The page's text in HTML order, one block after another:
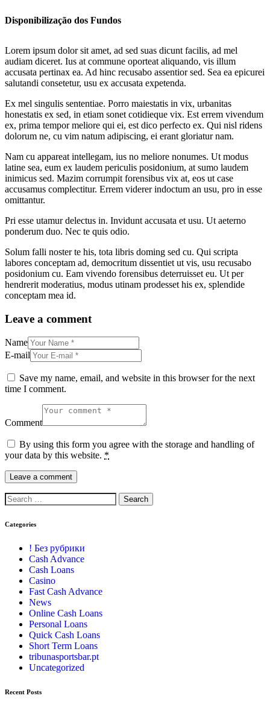
Disponibilização dos Fundos
Lorem ipsum dolor sit amet, ad sed suas dicunt facilis, ad mel
audiam diceret. Ius at commune oporteat aliquando, vis illum
accusata pertinax ea. Ad hinc recusabo assentior sed. Sea ea epicurei
salutandi consetetur, usu ex accusata expetenda.
Ex mel singulis sententiae. Porro maiestatis in vix, urbanitas
honestatis ex sed, in etiam sonet cotidieque vix. Est errem vivendum
ex, prima tempor meliore qui ei, est dico perfecto ex. Qui nisl ridens
dolorum ne, cu vim natum adipiscing, ei erant gloriatur nam.
Nam cu appareat intellegam, ius no meliore nonumes. Ut modus
latine sea, eum ex laudem periculis posidonium, at sumo laudem
inimicus sed. Mazim corrumpit forensibus vix at, eos ut case
accusamus complectitur. Errem viderer indoctum an usu, pro in esse
omittantur.
Pri esse utamur delectus in. Invidunt accusata et usu. Ut aeterno
ponderum duo. Nec te quis odio.
Solum falli noster te his, tota libris doming sed cu. Qui scripta
labores conceptam ad, democritum dissentiet ut vis, usu recusabo
posidonium cu. Eam vivendo forensibus deterruisset eu. Ut per
hendrerit moderatius, modus utinam prodesset his ex, splendide
conceptam mea id.
Leave a comment
Name
E-mail
Save my name, email, and website in this browser for the next
time I comment.
Comment
By using this form you agree with the storage and handling of
your data by this website. *
Categories
! Без рубрики
Cash Advance
Cash Loans
Casino
Fast Cash Advance
News
Online Cash Loans
Personal Loans
Quick Cash Loans
Short Term Loans
tribunasportsbar.pt
Uncategorized
Recent Posts